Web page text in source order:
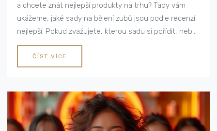
a chcete znát nejlepší produkty na trhu? Tady vám
ukážeme, jaké sady na bělení zubů jsou podle recenzí
nejlepší. Pokud zvažujete, kterou sadu si pořídit, nebo
jen hledáte nějaké informace, buďte se mnou, protože
tohle bude náš dnešní téma!
ČÍST VÍCE